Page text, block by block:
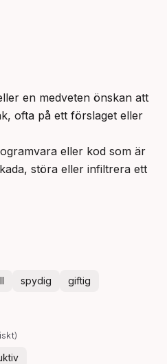
en medveten önskan att
ofta på ett förslaget eller
eller kod som är
störa eller infiltrera ett
spydig
giftig
)